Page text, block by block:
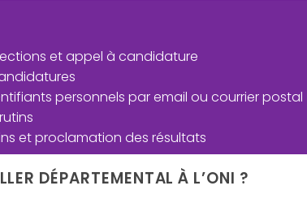
et appel à candidature
personnels par email ou courrier postal
et proclamation des résultats
DÉPARTEMENTAL À L’ONI ?